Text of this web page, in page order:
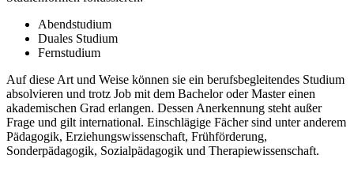
Abendstudium
Duales Studium
Fernstudium
Auf diese Art und Weise können sie ein berufsbegleitendes Studium
absolvieren und trotz Job mit dem Bachelor oder Master einen
akademischen Grad erlangen. Dessen Anerkennung steht außer
Frage und gilt international. Einschlägige Fächer sind unter anderem
Pädagogik, Erziehungswissenschaft, Frühförderung,
Sonderpädagogik, Sozialpädagogik und Therapiewissenschaft.